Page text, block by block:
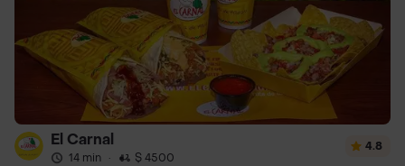
El Carnal
14 min · $ 4500
4.8